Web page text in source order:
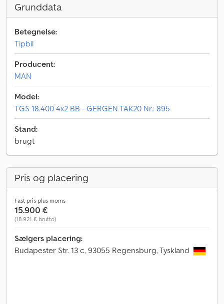
Grunddata
Betegnelse:
Tipbil
Producent:
MAN
Model:
TGS 18.400 4x2 BB - GERGEN TAK20 Nr.: 895
Stand:
brugt
Pris og placering
Fast pris plus moms
15.900 €
(18.921 € brutto)
Sælgers placering:
Budapester Str. 13 c, 93055 Regensburg, Tyskland